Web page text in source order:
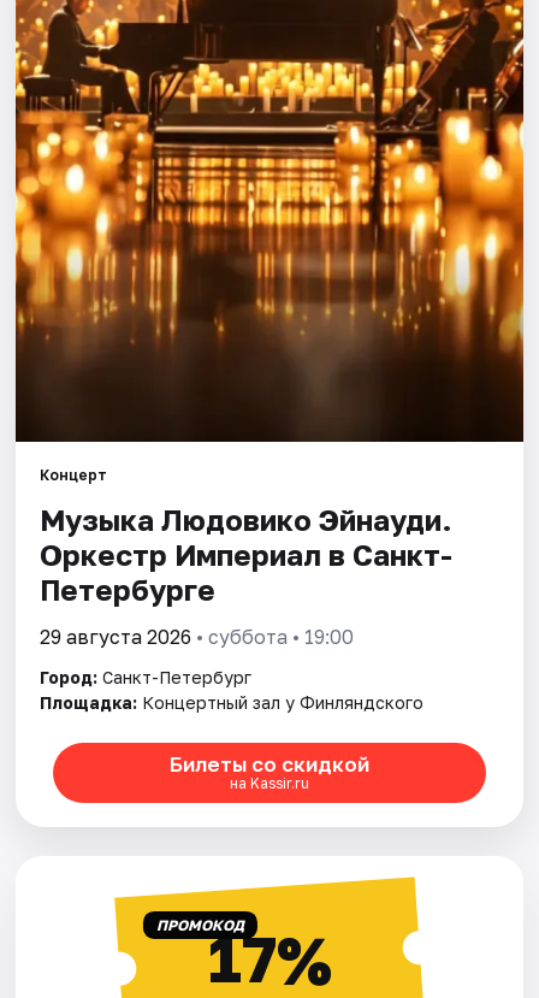
Города
Площадки
Артисты
Рейтинги
Концерт
Музыка Людовико Эйнауди.
Оркестр Империал в Санкт-
Петербурге
29 августа 2026 • суббота • 19:00
Город: Санкт-Петербург
Площадка: Концертный зал у Финляндского
Билеты со скидкой
на Kassir.ru
ПРОМОКОД17%